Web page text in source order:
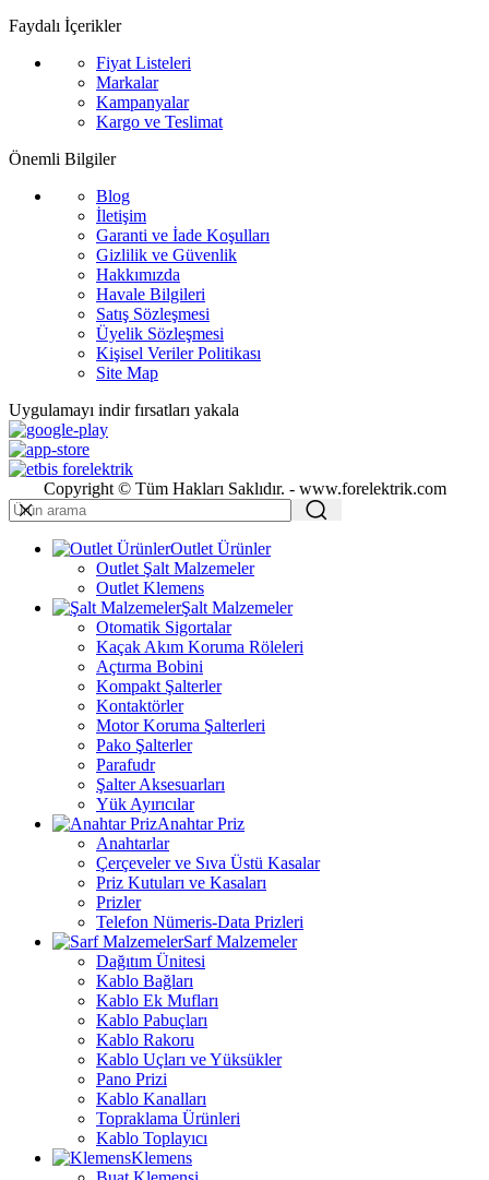
Faydalı İçerikler
Fiyat Listeleri
Markalar
Kampanyalar
Kargo ve Teslimat
Önemli Bilgiler
Blog
İletişim
Garanti ve İade Koşulları
Gizlilik ve Güvenlik
Hakkımızda
Havale Bilgileri
Satış Sözleşmesi
Üyelik Sözleşmesi
Kişisel Veriler Politikası
Site Map
Uygulamayı indir fırsatları yakala
Copyright © Tüm Hakları Saklıdır. - www.forelektrik.com
Outlet Ürünler
Outlet Şalt Malzemeler
Outlet Klemens
Şalt Malzemeler
Otomatik Sigortalar
Kaçak Akım Koruma Röleleri
Açtırma Bobini
Kompakt Şalterler
Kontaktörler
Motor Koruma Şalterleri
Pako Şalterler
Parafudr
Şalter Aksesuarları
Yük Ayırıcılar
Anahtar Priz
Anahtarlar
Çerçeveler ve Sıva Üstü Kasalar
Priz Kutuları ve Kasaları
Prizler
Telefon Nümeris-Data Prizleri
Sarf Malzemeler
Dağıtım Ünitesi
Kablo Bağları
Kablo Ek Mufları
Kablo Pabuçları
Kablo Rakoru
Kablo Uçları ve Yüksükler
Pano Prizi
Kablo Kanalları
Topraklama Ürünleri
Kablo Toplayıcı
Klemens